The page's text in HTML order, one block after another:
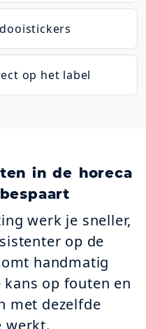
op het label
in de horeca
werk je sneller,
op de
handmatig
op fouten en
met dezelfde
werkt.